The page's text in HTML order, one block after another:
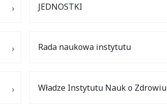
JEDNOSTKI
Rada naukowa instytutu
Władze Instytutu Nauk o Zdrowiu